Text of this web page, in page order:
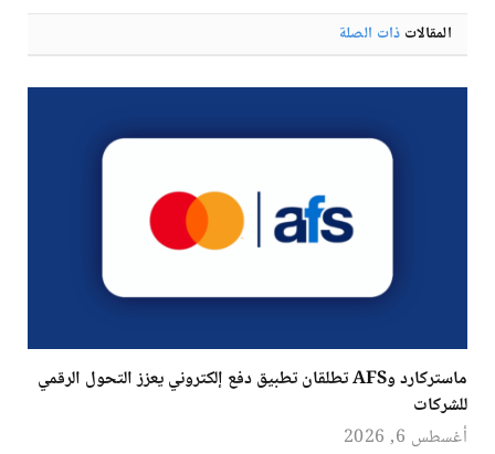
المقالات ذات الصلة
ماستركارد وAFS تطلقان تطبيق دفع إلكتروني يعزز التحول الرقمي
للشركات
أغسطس 6, 2026